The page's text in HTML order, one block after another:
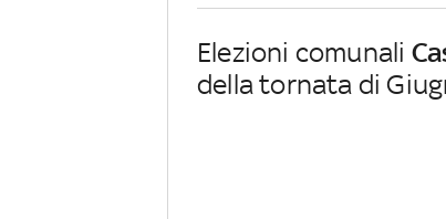
Elezioni comunali
della tornata di